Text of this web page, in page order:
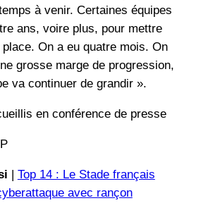
à venir. Certaines équipes
ans, voire plus, pour mettre
place. On a eu quatre mois. On
grosse marge de progression,
va continuer de grandir ».
en conférence de presse
| Top 14 : Le Stade français
avec rançon